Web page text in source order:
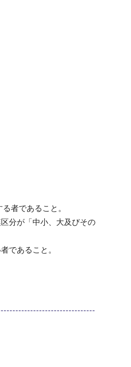
者であること。
分が「中小、大及びその
であること。